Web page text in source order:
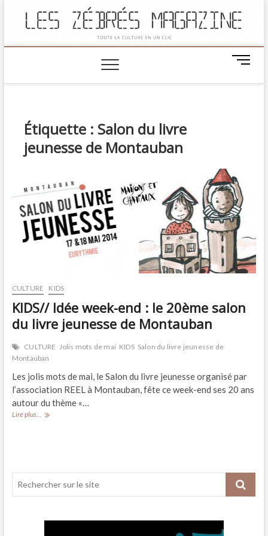
M
n
n
Étiquette : Salon du livre
jeunesse de Montauban
CULTURE KIDS
KIDS// Idée week-end : le 20ème salon
du livre jeunesse de Montauban
CULTURE Jolis mots de mai KIDS Salon du livre jeunesse de
Montauban
Les jolis mots de mai, le Salon du livre jeunesse organisé par
l’association REEL à Montauban, fête ce week-end ses 20 ans
autour du thème «…
Lire plus...
KIDS//
salon
jeunesse